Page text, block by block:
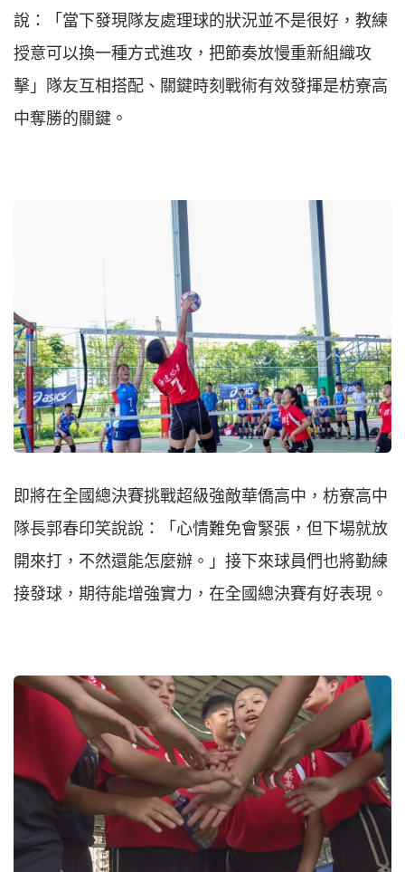
說：「當下發現隊友處理球的狀況並不是很好，教練
授意可以換一種方式進攻，把節奏放慢重新組織攻
擊」隊友互相搭配、關鍵時刻戰術有效發揮是枋寮高
中奪勝的關鍵。
即將在全國總決賽挑戰超級強敵華僑高中，枋寮高中
隊長郭春印笑說說：「心情難免會緊張，但下場就放
開來打，不然還能怎麼辦。」接下來球員們也將勤練
接發球，期待能增強實力，在全國總決賽有好表現。